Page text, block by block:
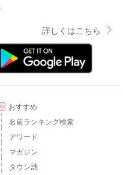
詳しくはこちら
おすすめ
名前ランキング検索
アワード
マガジン
タウン誌